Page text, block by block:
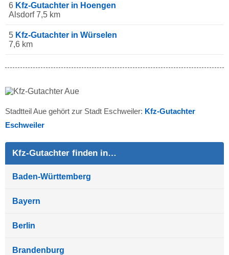
6 Kfz-Gutachter in Hoengen
Alsdorf 7,5 km
5 Kfz-Gutachter in Würselen
7,6 km
Stadtteil Aue gehört zur Stadt Eschweiler: Kfz-Gutachter
Eschweiler
Kfz-Gutachter finden in…
Baden-Württemberg
Bayern
Berlin
Brandenburg